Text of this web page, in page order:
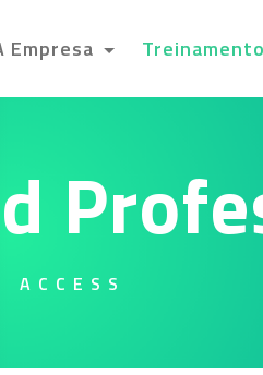
Empresa
ACCESS